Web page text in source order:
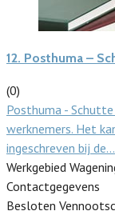
12. Posthuma –
(0)
Posthuma -
werknemers. Het
ingeschreven bij de…
Werkgebied
Contactgegevens
Besloten